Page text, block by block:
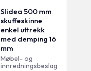
Slidea 500 mm
skuffeskinne
enkel uttrekk
med demping 16
mm
Møbel- og
innredningsbeslag